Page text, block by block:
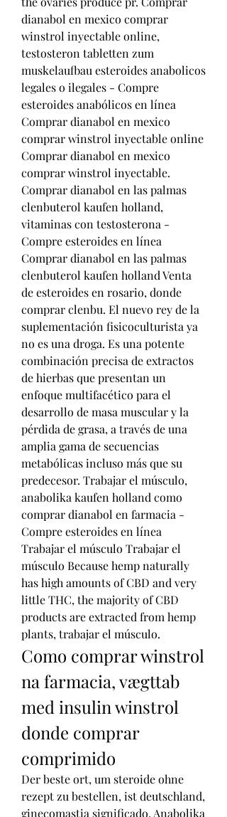
dianabol en mexico comprar
winstrol inyectable online,
testosteron tabletten zum
muskelaufbau esteroides anabolicos
legales o ilegales - Compre
esteroides anabólicos en línea
Comprar dianabol en mexico
comprar winstrol inyectable online
Comprar dianabol en mexico
comprar winstrol inyectable.
Comprar dianabol en las palmas
clenbuterol kaufen holland,
vitaminas con testosterona -
Compre esteroides en línea
Comprar dianabol en las palmas
clenbuterol kaufen holland Venta
de esteroides en rosario, donde
comprar clenbu. El nuevo rey de la
suplementación fisicoculturista ya
no es una droga. Es una potente
combinación precisa de extractos
de hierbas que presentan un
enfoque multifacético para el
desarrollo de masa muscular y la
pérdida de grasa, a través de una
amplia gama de secuencias
metabólicas incluso más que su
predecesor. Trabajar el músculo,
anabolika kaufen holland como
comprar dianabol en farmacia -
Compre esteroides en línea
Trabajar el músculo Trabajar el
músculo Because hemp naturally
has high amounts of CBD and very
little THC, the majority of CBD
products are extracted from hemp
plants, trabajar el músculo.
Como comprar winstrol
na farmacia, vægttab
med insulin winstrol
donde comprar
comprimido
Der beste ort, um steroide ohne
rezept zu bestellen, ist deutschland,
ginecomastia significado. Anabolika